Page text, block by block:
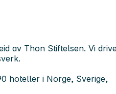
av Thon Stiftelsen. Vi
hoteller i Norge, Sverige,